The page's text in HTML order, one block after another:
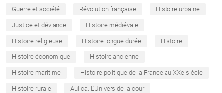
Guerre et société Révolution française Histoire urbaine
Justice et déviance Histoire médiévale
Histoire religieuse Histoire longue durée Histoire
Histoire économique Histoire ancienne
Histoire maritime Histoire politique de la France au XXe siècle
Histoire rurale Aulica. L'Univers de la cour